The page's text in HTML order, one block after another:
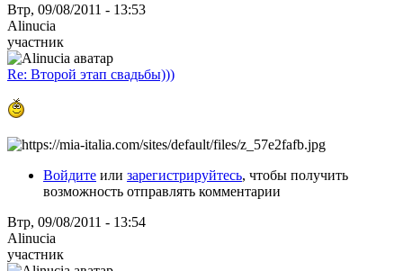
Втр, 09/08/2011 - 13:53
Alinucia
участник
Re: Второй этап свадьбы)))
Войдите или зарегистрируйтесь, чтобы получить
возможность отправлять комментарии
Втр, 09/08/2011 - 13:54
Alinucia
участник